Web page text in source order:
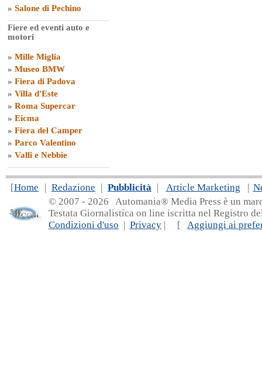
» Salone di Pechino
Fiere ed eventi auto e
motori
» Mille Miglia
» Museo BMW
» Fiera di Padova
» Villa d'Este
» Roma Supercar
» Eicma
» Fiera del Camper
» Parco Valentino
» Valli e Nebbie
[Home | Redazione | Pubblicità | Article Marketing |
© 2007 - 2026 Automania® Media Press è un
Testata Giornalistica on line iscritta nel Registro
Condizioni d'uso | Privacy | [ Aggiungi ai